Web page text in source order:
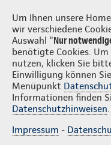
Um Ihnen unsere
wir verschiedene
Auswahl "Nur
benötigte Cookies.
nutzen, klicken Sie
Einwilligung können
Menüpunkt
Informationen finden
Datenschutzhinweisen.
Impressum -
Frank Graff e.K.
Gute Gründe Tarife &